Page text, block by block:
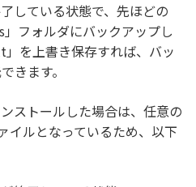
している状態で、先ほどの
フォルダにバックアップし
を上書き保存すれば、バッ
きます。
ストールした場合は、任意の
ルとなっているため、以下